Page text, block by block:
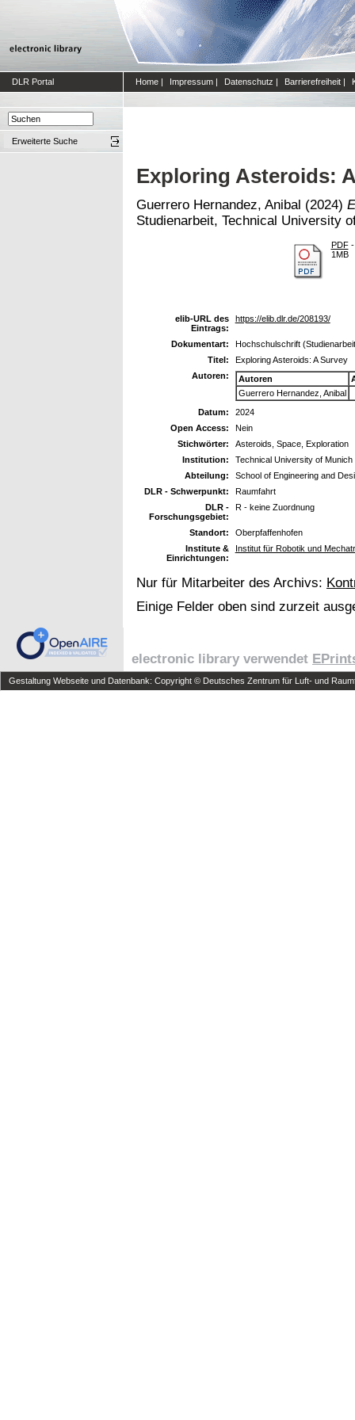
DLR Portal Home | Impressum | Datenschutz | Barrierefreiheit |
Erweiterte Suche
Exploring Asteroids:
Guerrero Hernandez, Anibal (2024)
Studienarbeit, Technical University
PDF-
1MB
elib-URL des
Eintrags:
https://elib.dlr.de/208193/
Dokumentart:
Hochschulschrift
Titel:
Exploring Asteroids: A Survey
Autoren:
Autoren
Guerrero Hernandez, Anibal
Datum:
2024
Open Access:
Nein
Stichwörter:
Asteroids, Space, Exploration
Institution:
Technical University of Munich
Abteilung:
School of Engineering and
DLR - Schwerpunkt:
Raumfahrt
DLR -
Forschungsgebiet:
R - keine Zuordnung
Standort:
Oberpfaffenhofen
Institute &
Einrichtungen:
Institut für Robotik und
Nur für Mitarbeiter des Archivs:
Einige Felder oben sind zurzeit
electronic library verwendet
Gestaltung Webseite und Datenbank: Copyright © Deutsches Zentrum für Luft- und